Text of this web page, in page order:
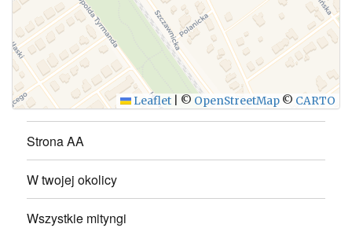
WYŚLIJ
Leaflet © OpenStreetMap © CARTO
Strona AA
W twojej okolicy
Wszystkie mityngi